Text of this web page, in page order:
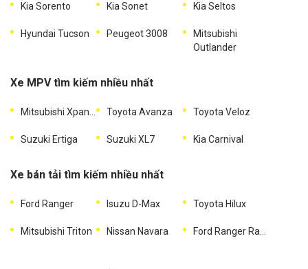
Kia Sorento Kia Sonet Kia Seltos
Hyundai Tucson Peugeot 3008
Mitsubishi
Outlander
Xe MPV tìm kiếm nhiều nhất
Mitsubishi Xpander Toyota Avanza Toyota Veloz
Suzuki Ertiga Suzuki XL7 Kia Carnival
Xe bán tải tìm kiếm nhiều nhất
Ford Ranger Isuzu D-Max Toyota Hilux
Mitsubishi Triton Nissan Navara Ford Ranger Raptor